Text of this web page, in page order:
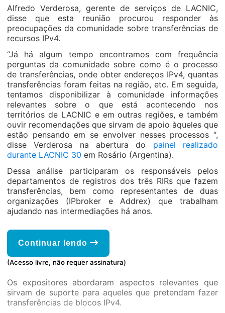
Alfredo Verderosa, gerente de serviços de LACNIC,
disse que esta reunião procurou responder às
preocupações da comunidade sobre transferências de
recursos IPv4.
“Já há algum tempo encontramos com frequência
perguntas da comunidade sobre como é o processo
de transferências, onde obter endereços IPv4, quantas
transferências foram feitas na região, etc. Em seguida,
tentamos disponibilizar à comunidade informações
relevantes sobre o que está acontecendo nos
territórios de LACNIC e em outras regiões, e também
ouvir recomendações que sirvam de apoio àqueles que
estão pensando em se envolver nesses processos “,
disse Verderosa na abertura do painel realizado
durante LACNIC 30 em Rosário (Argentina).
Dessa análise participaram os responsáveis pelos
departamentos de registros dos três RIRs que fazem
transferências, bem como representantes de duas
organizações (IPbroker e Addrex) que trabalham
ajudando nas intermediações há anos.
Continuar lendo
(Acesso livre, não requer assinatura)
Os expositores abordaram aspectos relevantes que
sirvam de suporte para aqueles que pretendam fazer
transferências de blocos IPv4.